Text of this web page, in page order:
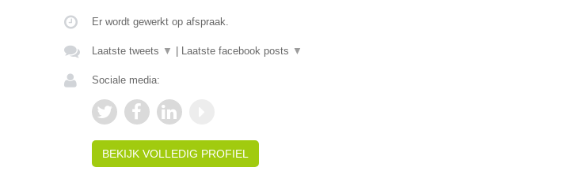
Er wordt gewerkt op afspraak.
Laatste tweets ▼ Laatste facebook posts ▼
Sociale media:
BEKIJK VOLLEDIG PROFIEL